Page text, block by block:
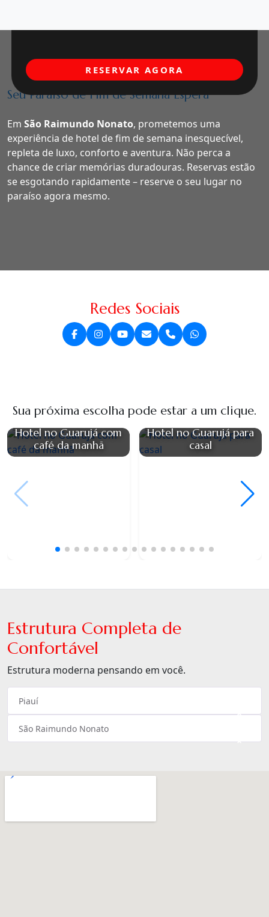
Seu Paraíso de Fim de Semana Espera
Em São Raimundo Nonato, prometemos uma
experiência de hotel de fim de semana inesquecível,
repleta de luxo, conforto e aventura. Não perca a
chance de criar memórias duradouras. Reservas estão
se esgotando rapidamente – reserve o seu lugar no
paraíso agora mesmo.
RESERVAR AGORA
Redes Sociais
Sua próxima escolha pode estar a um clique.
Hotel no Guarujá com
café da manhã
Hotel no Guarujá para
casal
Estrutura Completa de
Confortável
Estrutura moderna pensando em você.
×
Piauí
×
São Raimundo Nonato